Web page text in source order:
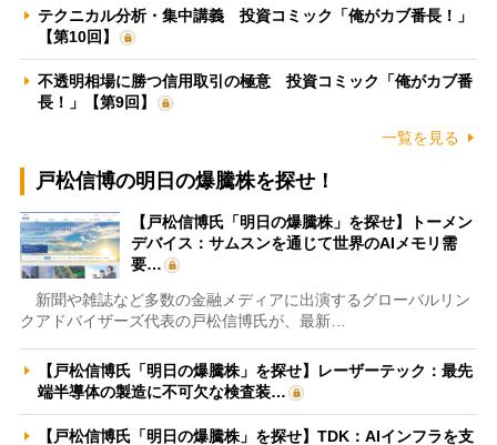
テクニカル分析・集中講義 投資コミック「俺がカブ番長！」
【第10回】
不透明相場に勝つ信用取引の極意 投資コミック「俺がカブ番
長！」【第9回】
一覧を見る
戸松信博の明日の爆騰株を探せ！
【戸松信博氏「明日の爆騰株」を探せ】トーメン
デバイス：サムスンを通じて世界のAIメモリ需
要…
新聞や雑誌など多数の金融メディアに出演するグローバルリン
クアドバイザーズ代表の戸松信博氏が、最新…
【戸松信博氏「明日の爆騰株」を探せ】レーザーテック：最先
端半導体の製造に不可欠な検査装…
【戸松信博氏「明日の爆騰株」を探せ】TDK：AIインフラを支